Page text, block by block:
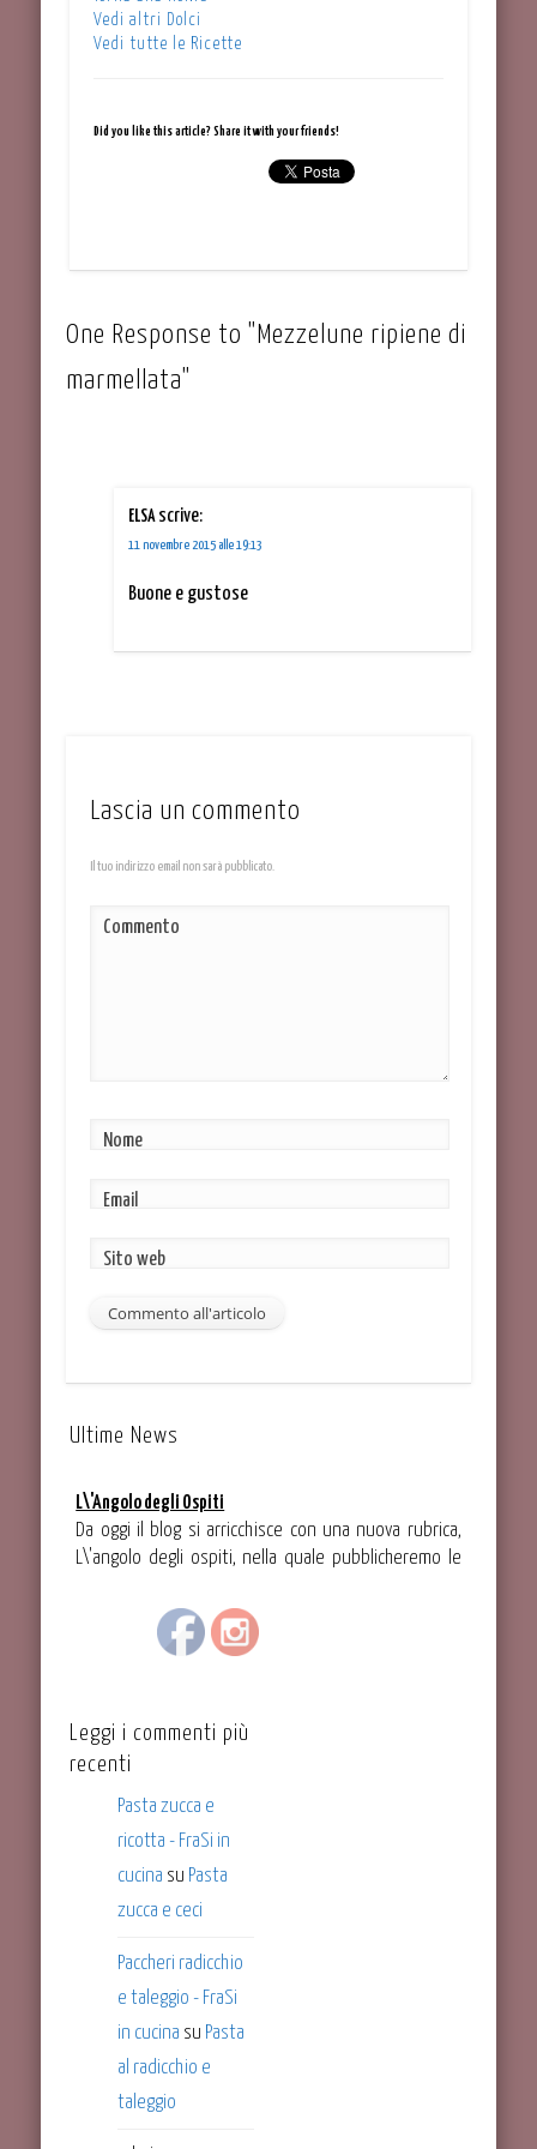
Vedi altri Dolci
Vedi tutte le Ricette
Did you like this article? Share it with your friends!
One Response to "Mezzelune ripiene di
marmellata"
ELSA scrive:
11 novembre 2015 alle 19:13
Buone e gustose
Lascia un commento
Il tuo indirizzo email non sarà pubblicato.
Commento
Nome
Email
Sito web
Ultime News
L\'Angolo degli Ospiti
Da oggi il blog si arricchisce con una nuova rubrica,
L\'angolo degli ospiti, nella quale pubblicheremo le
info@frasincucina.it.
Leggi i commenti più
recenti
Pasta zucca e
ricotta - FraSi in
cucina su Pasta
zucca e ceci
Paccheri radicchio
e taleggio - FraSi
in cucina su Pasta
al radicchio e
taleggio